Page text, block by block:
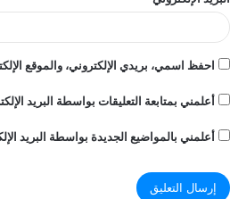
احفظ اسمي، بريدي الإلكتروني، والموقع
أعلمني بمتابعة التعليقات بواسطة البريد
أعلمني بالمواضيع الجديدة بواسطة البريد